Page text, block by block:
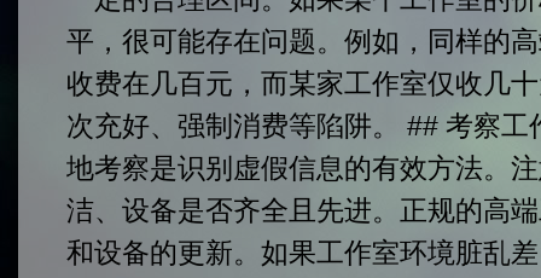
平，很可能存在问题。例如，同样的
收费在几百元，而某家工作室仅收几
次充好、强制消费等陷阱。 ## 考察
地考察是识别虚假信息的有效方法。
洁、设备是否齐全且先进。正规的高
和设备的更新。如果工作室环境脏乱